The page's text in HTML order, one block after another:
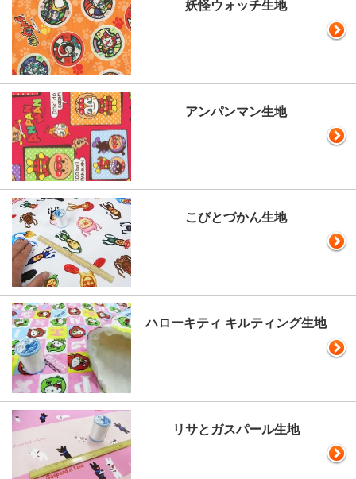
妖怪ウォッチ生地
アンパンマン生地
こびとづかん生地
ハローキティ キルティング生地
リサとガスパール生地